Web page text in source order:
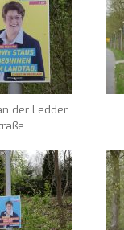
der Ledder